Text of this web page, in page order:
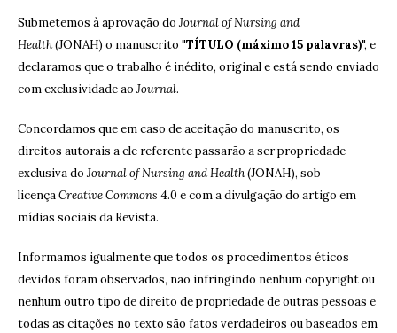
Submetemos à aprovação do Journal of Nursing and
Health(JONAH) o manuscrito "TÍTULO (máximo 15 palavras)", e
declaramos que o trabalho é inédito, original e está sendo enviado
com exclusividade ao Journal.
Concordamos que em caso de aceitação do manuscrito, os
direitos autorais a ele referente passarão a ser propriedade
exclusiva do Journal of Nursing and Health(JONAH), sob
licençaCreative Commons 4.0 e com a divulgação do artigo em
mídias sociais da Revista.
Informamos igualmente que todos os procedimentos éticos
devidos foram observados, não infringindo nenhum copyright ou
nenhum outro tipo de direito de propriedade de outras pessoas e
todas as citações no texto são fatos verdadeiros ou baseados em